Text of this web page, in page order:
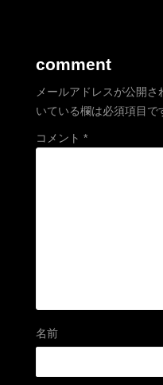
comment
メールアドレスが公開さ
いている欄は必須項目で
コメント *
名前